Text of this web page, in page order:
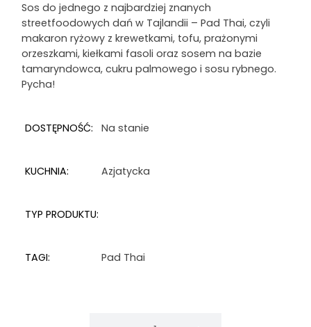
Sos do jednego z najbardziej znanych
streetfoodowych dań w Tajlandii – Pad Thai, czyli
makaron ryżowy z krewetkami, tofu, prażonymi
orzeszkami, kiełkami fasoli oraz sosem na bazie
tamaryndowca, cukru palmowego i sosu rybnego.
Pycha!
DOSTĘPNOŚĆ: Na stanie
KUCHNIA: Azjatycka
TYP PRODUKTU:
TAGI: Pad Thai